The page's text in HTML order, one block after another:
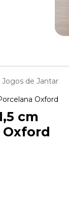
Jogos de Jantar
Oxford
cm
Oxford